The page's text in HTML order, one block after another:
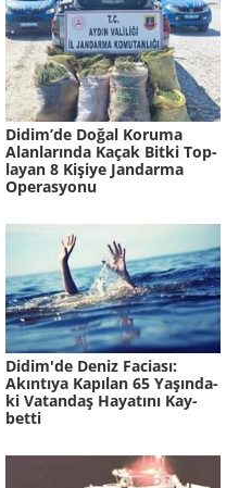
Didim’de Doğal Ko­ru­ma
Alan­la­rın­da Kaçak Bitki Top­
la­yan 8 Ki­şi­ye Jan­dar­ma
Ope­ras­yo­nu
Didim'de Deniz Fa­ci­ası:
Akın­tı­ya Ka­pı­lan 65 Ya­şın­da­
ki Va­tan­daş Ha­ya­tı­nı Kay­
bet­ti